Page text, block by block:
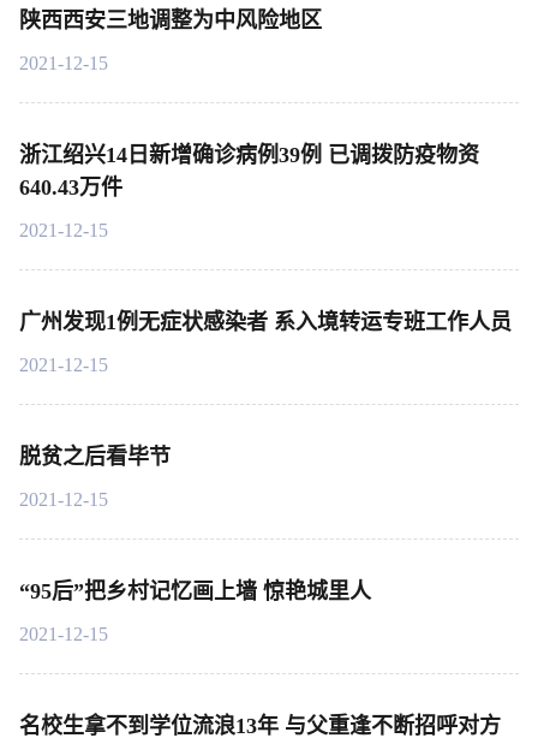
陕西西安三地调整为中风险地区
2021-12-15
浙江绍兴14日新增确诊病例39例 已调拨防疫物资
640.43万件
2021-12-15
广州发现1例无症状感染者 系入境转运专班工作人员
2021-12-15
脱贫之后看毕节
2021-12-15
“95后”把乡村记忆画上墙 惊艳城里人
2021-12-15
名校生拿不到学位流浪13年 与父重逢不断招呼对方